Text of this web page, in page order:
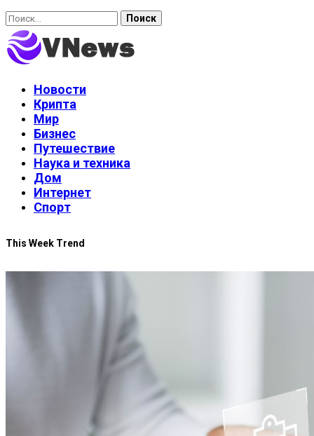
Найти:
Новости
Крипта
Мир
Бизнес
Путешествие
Наука и техника
Дом
Интернет
Спорт
This Week Trend